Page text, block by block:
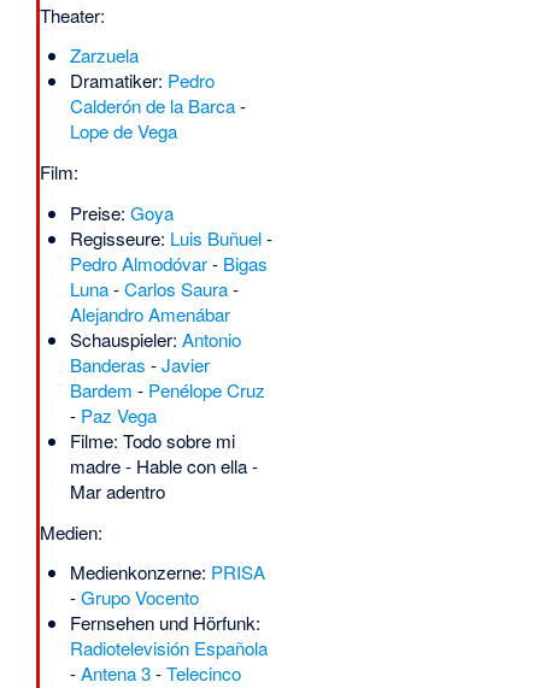
Theater:
Zarzuela
Dramatiker: Pedro
Calderón de la Barca-
Lope de Vega
Film:
Preise: Goya
Regisseure: Luis Buñuel-
Pedro Almodóvar- Bigas
Luna-Carlos Saura-
Alejandro Amenábar
Schauspieler: Antonio
Banderas -Javier
Bardem - Penélope Cruz
- Paz Vega
Filme: Todo sobre mi
madre- Hable con ella-
Mar adentro
Medien:
Medienkonzerne: PRISA
-Grupo Vocento
Fernsehen und Hörfunk:
Radiotelevisión Española
-Antena 3-Telecinco